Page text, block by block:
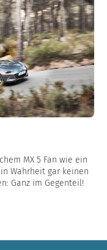
MX 5 Fan wie ein
Wahrheit gar keinen
Ganz im Gegenteil!